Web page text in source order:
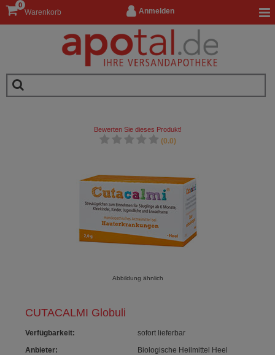
Anmelden
Warenkorb
0
CUTACALMI Globuli
Verfügbarkeit:
sofort lieferbar
Anbieter:
Biologische Heilmittel Heel
Bewerten Sie dieses Produkt!
(0.0)
Abbildung ähnlich